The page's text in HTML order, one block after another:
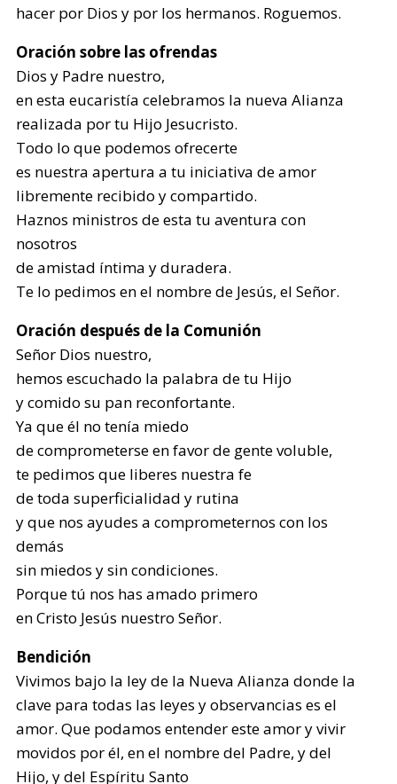
hacer por Dios y por los hermanos. Roguemos.
Oración sobre las ofrendas
Dios y Padre nuestro,
en esta eucaristía celebramos la nueva Alianza
realizada por tu Hijo Jesucristo.
Todo lo que podemos ofrecerte
es nuestra apertura a tu iniciativa de amor
libremente recibido y compartido.
Haznos ministros de esta tu aventura con
nosotros
de amistad íntima y duradera.
Te lo pedimos en el nombre de Jesús, el Señor.
Oración después de la Comunión
Señor Dios nuestro,
hemos escuchado la palabra de tu Hijo
y comido su pan reconfortante.
Ya que él no tenía miedo
de comprometerse en favor de gente voluble,
te pedimos que liberes nuestra fe
de toda superficialidad y rutina
y que nos ayudes a comprometernos con los
demás
sin miedos y sin condiciones.
Porque tú nos has amado primero
en Cristo Jesús nuestro Señor.
Bendición
Vivimos bajo la ley de la Nueva Alianza donde la
clave para todas las leyes y observancias es el
amor. Que podamos entender este amor y vivir
movidos por él, en el nombre del Padre, y del
Hijo, y del Espíritu Santo